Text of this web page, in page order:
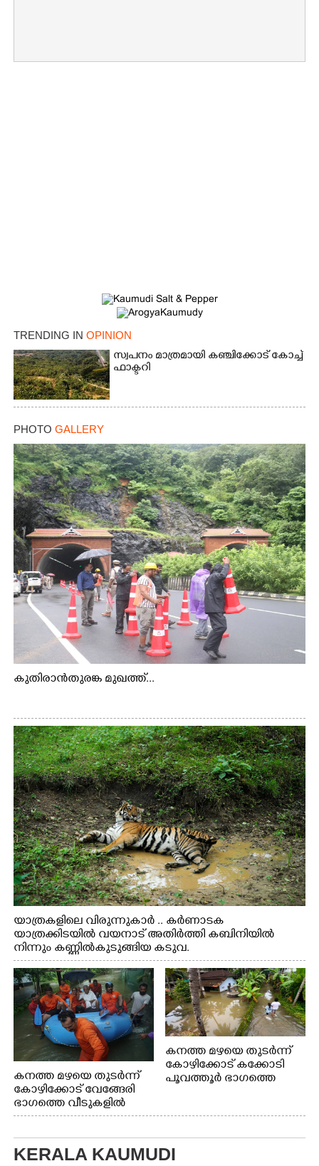
TRENDING IN OPINION
സ്വപനം മാത്രമായി കഞ്ചിക്കോട് കോച്ച്
ഫാക്ടറി
PHOTO GALLERY
കുതിരാൻതുരങ്ക മുഖത്ത്...
യാത്രകളിലെ വിരുന്നുകാർ .. കർണാടക
യാത്രക്കിടയിൽ വയനാട് അതിർത്തി കബിനിയിൽ
നിന്നും കണ്ണിൽകുടുങ്ങിയ കടുവ.
കനത്ത മഴയെ തുടർന്ന്
കോഴിക്കോട് വേങ്ങേരി
ഭാഗത്തെ വീടുകളിൽ
വെള്ളം
മാറ്റുന്ന സുരക്ഷാസേനാം
കനത്ത മഴയെ തുടർന്ന്
കോഴിക്കോട് കക്കോടി
പൂവത്തൂർ ഭാഗത്തെ
KERALA KAUMUDI